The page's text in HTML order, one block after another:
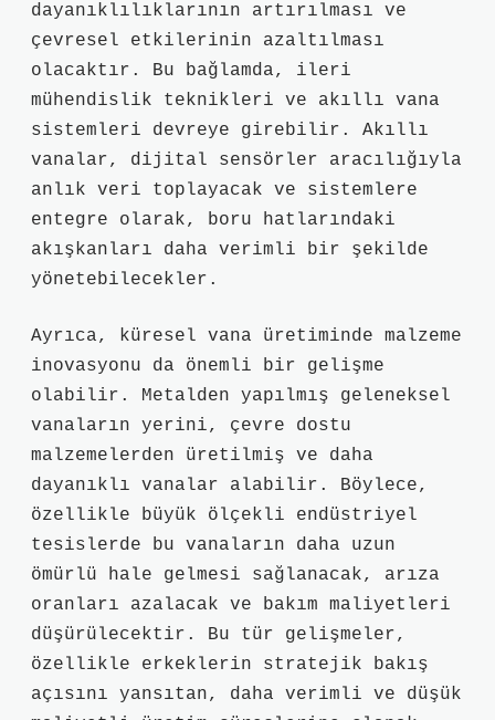
dayanıklılıklarının artırılması ve
çevresel etkilerinin azaltılması
olacaktır. Bu bağlamda, ileri
mühendislik teknikleri ve akıllı vana
sistemleri devreye girebilir. Akıllı
vanalar, dijital sensörler aracılığıyla
anlık veri toplayacak ve sistemlere
entegre olarak, boru hatlarındaki
akışkanları daha verimli bir şekilde
yönetebilecekler.
Ayrıca, küresel vana üretiminde malzeme
inovasyonu da önemli bir gelişme
olabilir. Metalden yapılmış geleneksel
vanaların yerini, çevre dostu
malzemelerden üretilmiş ve daha
dayanıklı vanalar alabilir. Böylece,
özellikle büyük ölçekli endüstriyel
tesislerde bu vanaların daha uzun
ömürlü hale gelmesi sağlanacak, arıza
oranları azalacak ve bakım maliyetleri
düşürülecektir. Bu tür gelişmeler,
özellikle erkeklerin stratejik bakış
açısını yansıtan, daha verimli ve düşük